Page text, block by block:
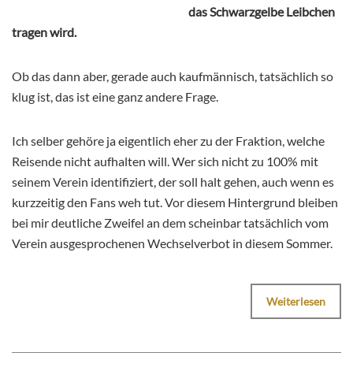
das Schwarzgelbe Leibchen
tragen wird.
Ob das dann aber, gerade auch kaufmännisch, tatsächlich so
klug ist, das ist eine ganz andere Frage.
Ich selber gehöre ja eigentlich eher zu der Fraktion, welche
Reisende nicht aufhalten will. Wer sich nicht zu 100% mit
seinem Verein identifiziert, der soll halt gehen, auch wenn es
kurzzeitig den Fans weh tut. Vor diesem Hintergrund bleiben
bei mir deutliche Zweifel an dem scheinbar tatsächlich vom
Verein ausgesprochenen Wechselverbot in diesem Sommer.
Weiterlesen